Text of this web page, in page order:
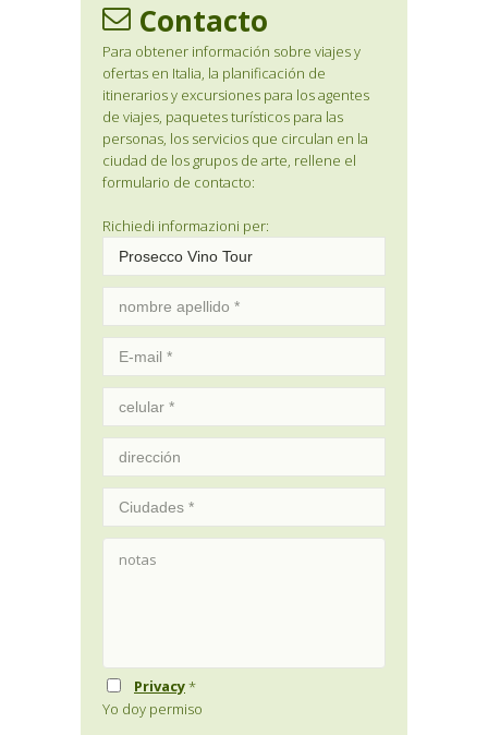
Contacto
Para obtener información sobre viajes y
ofertas en Italia, la planificación de
itinerarios y excursiones para los agentes
de viajes, paquetes turísticos para las
personas, los servicios que circulan en la
ciudad de los grupos de arte, rellene el
formulario de contacto:
Richiedi informazioni per:
Privacy*
Yo doy permiso